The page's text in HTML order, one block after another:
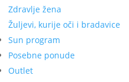
Zdravlje žena
Žuljevi, kurije oči i bradavice
Sun program
Posebne ponude
Outlet